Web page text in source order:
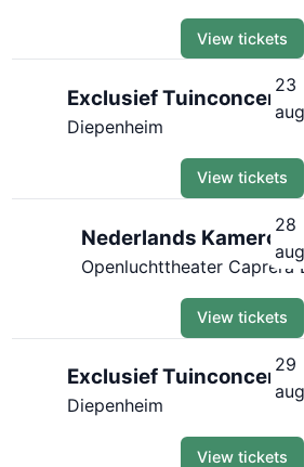
View tickets
23
aug
Exclusief Tuinconcert
Diepenheim
View tickets
28
aug
Nederlands
Openluchttheater Caprera
View tickets
29
aug
Exclusief Tuinconcert
Diepenheim
View tickets